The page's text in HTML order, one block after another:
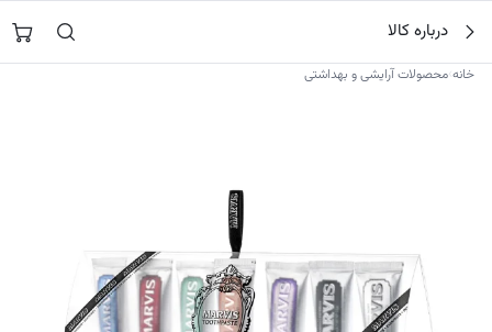
محتوا
جستجو در
درباره کالا
خانه›محصولات آرایشی و بهداشتی